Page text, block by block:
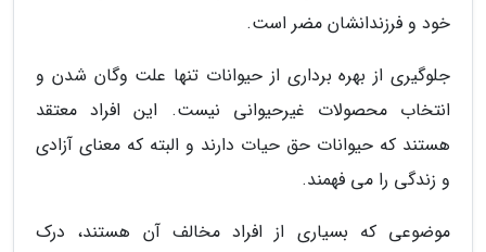
خود و فرزندانشان مضر است.
جلوگیری از بهره برداری از حیوانات تنها علت وگان شدن و
انتخاب محصولات غیرحیوانی نیست. این افراد معتقد
هستند که حیوانات حق حیات دارند و البته که معنای آزادی
و زندگی را می فهمند.
موضوعی که بسیاری از افراد مخالف آن هستند، درک